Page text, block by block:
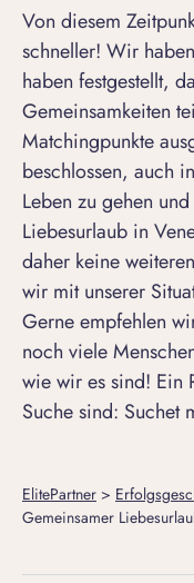
Von diesem
schneller! Wir
haben festgestellt,
Gemeinsamkeiten
Matchingpunkte
beschlossen, auch
Leben zu gehen
Liebesurlaub in
daher keine
wir mit unserer
Gerne empfehlen
noch viele
wie wir es sind! Ein
Suche sind: Suchet
ElitePartner >
Gemeinsamer